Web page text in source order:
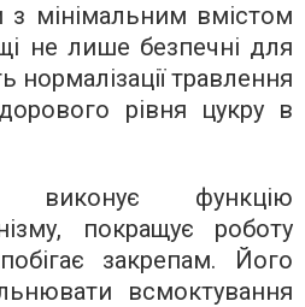
з мінімальним вмістом
не лише безпечні для
нормалізації травлення
рівня цукру в
виконує функцію
покращує роботу
закрепам. Його
всмоктування